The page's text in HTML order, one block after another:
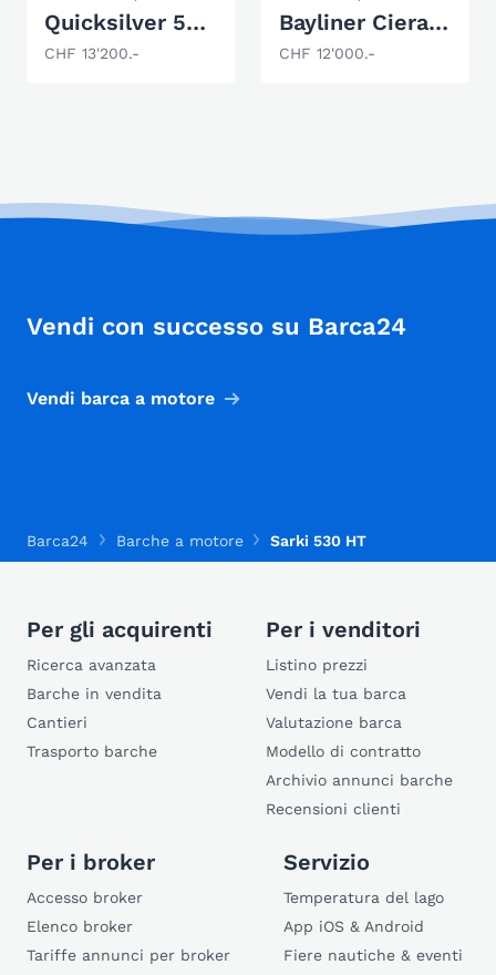
Quicksilver 550 Commander
CHF 13'200.-
Bayliner Ciera 2255
CHF 12'000.-
Vendi con successo su Barca24
Vendi barca a motore
Barca24 Barche a motore Sarki 530 HT
Per gli acquirenti
Ricerca avanzata
Barche in vendita
Cantieri
Trasporto barche
Per i venditori
Listino prezzi
Vendi la tua barca
Valutazione barca
Modello di contratto
Archivio annunci barche
Recensioni clienti
Per i broker
Accesso broker
Elenco broker
Tariffe annunci per broker
Servizio
Temperatura del lago
App iOS & Android
Fiere nautiche & eventi